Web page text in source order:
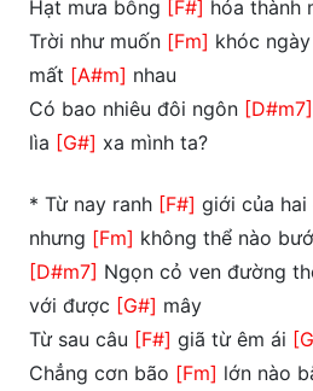
Hạt mưa bỗng [F#] hóa thành
Trời như muốn [Fm] khóc
mất [A#m] nhau
Có bao nhiêu đôi ngôn [D#m7]
lìa [G#] xa mình ta?
* Từ nay ranh [F#] giới của hai
nhưng [Fm] không thể nào
[D#m7] Ngọn cỏ ven đường
với được [G#] mây
Từ sau câu [F#] giã từ êm ái
Chẳng cơn bão [Fm] lớn nào